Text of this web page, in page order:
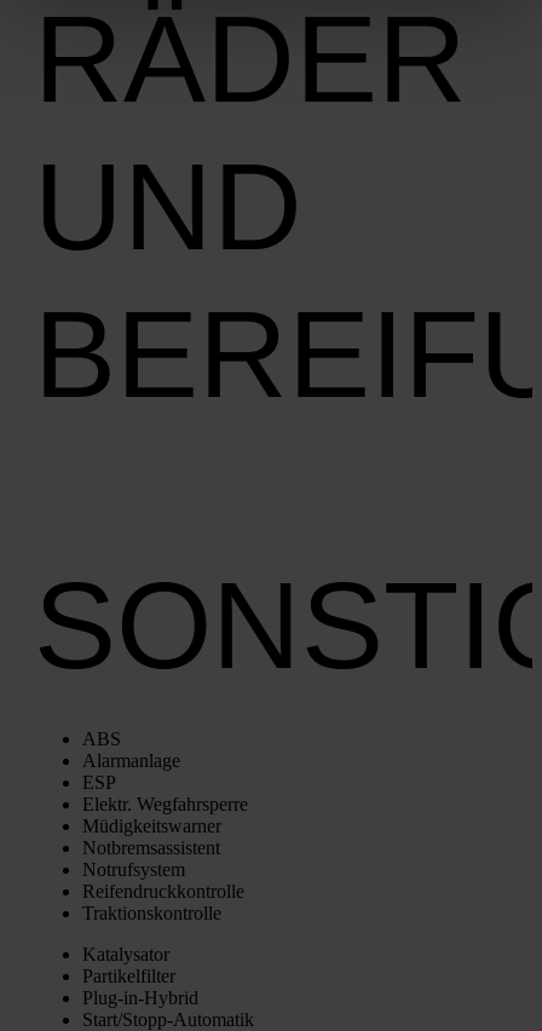
RÄDER
UND
ABS
Alarm­an­la­ge
ESP
Elektr. Weg­fahr­sper­re
Müdig­keits­war­ner
Not­brems­as­sis­tent
Not­ruf­sys­tem
Rei­fen­druck­kon­trol­le
Trak­ti­ons­kon­trol­le
Kata­ly­sa­tor
Par­ti­kel­fil­ter
Plug-in-Hybrid
Star­t/­Stopp-Auto­ma­tik